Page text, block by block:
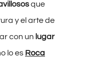
que
y el arte de
con un lugar
lo es Roca